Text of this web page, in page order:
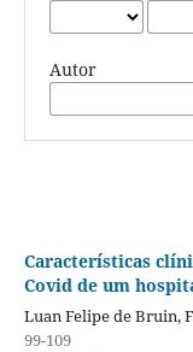
Autor
Características
Covid de um
Luan Felipe de Bruin,
99-109